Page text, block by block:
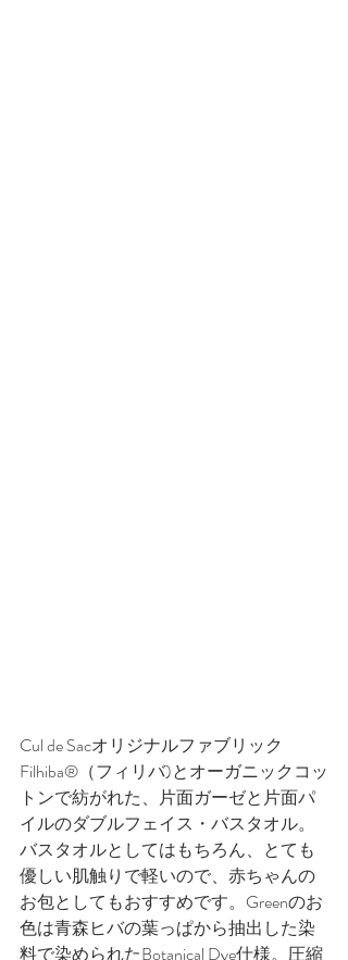
Cul de Sacオリジナルファブリック
Filhiba®（フィリバ)とオーガニックコッ
トンで紡がれた、片面ガーゼと片面パ
イルのダブルフェイス・バスタオル。
バスタオルとしてはもちろん、とても
優しい肌触りで軽いので、赤ちゃんの
お包としてもおすすめです。Greenのお
色は青森ヒバの葉っぱから抽出した染
料で染められたBotanical Dye仕様。圧縮